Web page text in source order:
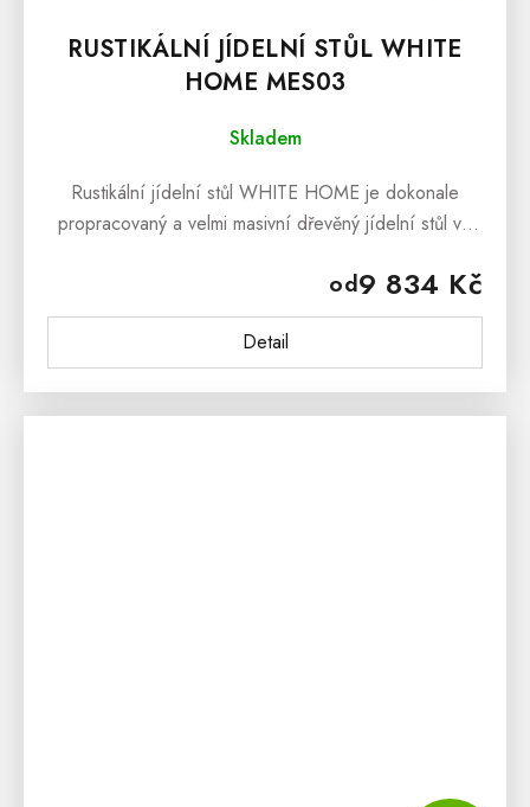
RUSTIKÁLNÍ JÍDELNÍ STŮL WHITE
HOME MES03
Skladem
od9 834 Kč
Detail
Rustikální jídelní stůl WHITE HOME je dokonale
propracovaný a velmi masivní dřevěný jídelní stůl ve